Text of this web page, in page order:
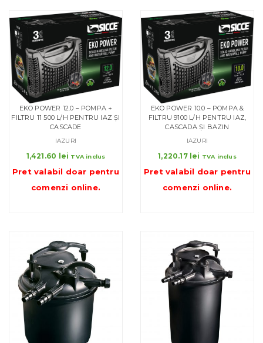
EKO POWER 12.0 – POMPA +
FILTRU 11 500 L/H PENTRU IAZ ȘI
CASCADE
IAZURI
1,421.60 lei TVA inclus
Pret valabil doar pentru
comenzi online.
EKO POWER 10.0 – POMPA &
FILTRU 9100 L/H PENTRU IAZ,
CASCADA ȘI BAZIN
IAZURI
1,220.17 lei TVA inclus
Pret valabil doar pentru
comenzi online.